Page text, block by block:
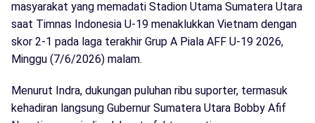
masyarakat yang memadati Stadion Utama Sumatera Utara
saat Timnas Indonesia U-19 menaklukkan Vietnam dengan
skor 2-1 pada laga terakhir Grup A Piala AFF U-19 2026,
Minggu (7/6/2026) malam.
Menurut Indra, dukungan puluhan ribu suporter, termasuk
kehadiran langsung Gubernur Sumatera Utara Bobby Afif